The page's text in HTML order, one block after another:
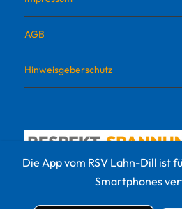
AGB
Hinweisgeberschutz
Die App vom RSV Lahn-Dill ist
Smartphones